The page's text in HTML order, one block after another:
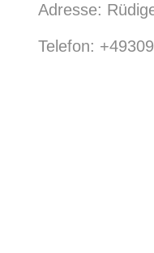
Adresse:
Telefon: